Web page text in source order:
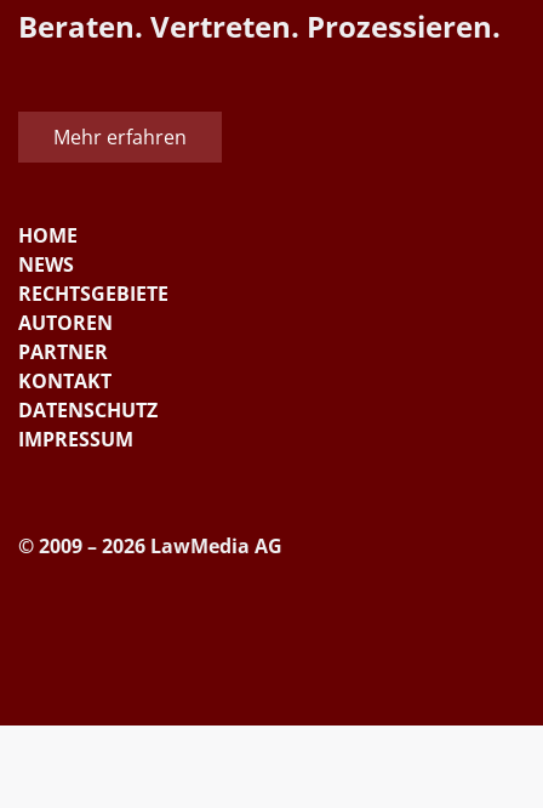
Beraten. Vertreten. Prozessieren.
Mehr erfahren
HOME
NEWS
RECHTSGEBIETE
AUTOREN
PARTNER
KONTAKT
DATENSCHUTZ
IMPRESSUM
© 2009 – 2026 LawMedia AG